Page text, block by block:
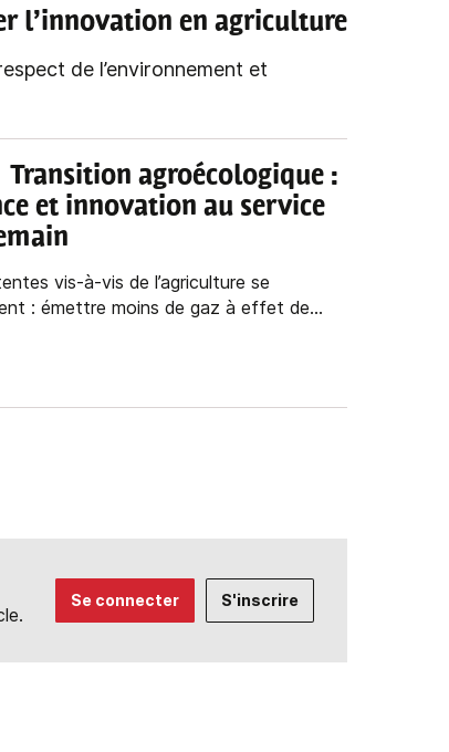
l’innovation en agriculture
de l’environnement et
Transition agroécologique :
et innovation au service
vis-à-vis de l’agriculture se
: émettre moins de gaz à effet de...
Se connecter S'inscrire